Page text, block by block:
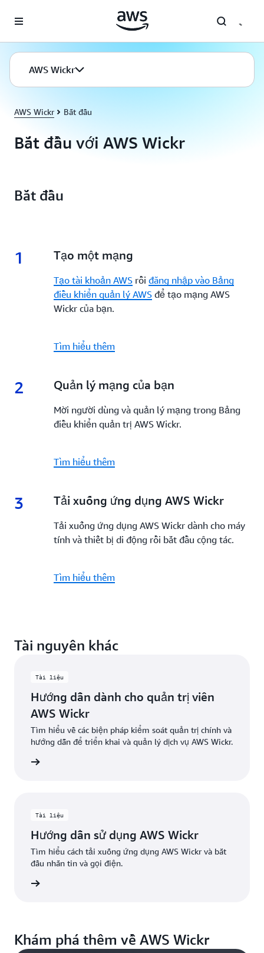
AWS Wickr
AWS Wickr Bắt đầu
Bắt đầu với AWS Wickr
Bắt đầu
1 1.
Tạo một mạng
Tạo tài khoản AWSrồi đăng nhập vào Bảng
điều khiển quản lý AWSđể tạo mạng AWS
Wickr của bạn.
Tìm hiểu thêm
2 2.
Quản lý mạng của bạn
Mời người dùng và quản lý mạng trong Bảng
điều khiển quản trị AWS Wickr.
Tìm hiểu thêm
3 3.
Tải xuống ứng dụng AWS Wickr
Tải xuống ứng dụng AWS Wickr dành cho máy
tính và thiết bị di động rồi bắt đầu cộng tác.
Tìm hiểu thêm
Tài nguyên khác
Tài liệu
Hướng dẫn dành cho quản trị viên
AWS Wickr
Tìm hiểu về các biện pháp kiểm soát quản trị chính và
hướng dẫn để triển khai và quản lý dịch vụ AWS Wickr.
Tài liệu
Hướng dẫn sử dụng AWS Wickr
Tìm hiểu cách tải xuống ứng dụng AWS Wickr và bắt
đầu nhắn tin và gọi điện.
Khám phá thêm về AWS Wickr